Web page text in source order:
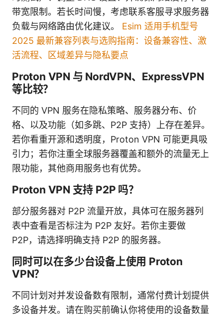
带宽限制。若长时间慢，考虑联系客服寻求服务器
负载与网络路由优化建议。 Esim 适用手机型号
2025 最新兼容列表与选购指南：设备兼容性、激
活流程、区域差异与隐私要点
Proton VPN 与 NordVPN、ExpressVPN
等比较？
不同的 VPN 服务在隐私策略、服务器分布、价
格、以及功能（如多跳、P2P 支持）上存在差异。
若你看重开源和透明度，Proton VPN 可能更具吸
引力；若你注重全球服务器覆盖和额外的流量无上
限功能，其他商用服务也有优势。
Proton VPN 支持 P2P 吗？
部分服务器对 P2P 流量开放，具体可在服务器列
表中查看是否标注为 P2P 友好。若你主要做
P2P，请选择明确支持 P2P 的服务器。
同时可以在多少台设备上使用 Proton
VPN？
不同计划对并发设备数有限制，通常付费计划提供
多设备并发。请在购买前确认你将使用的设备数量